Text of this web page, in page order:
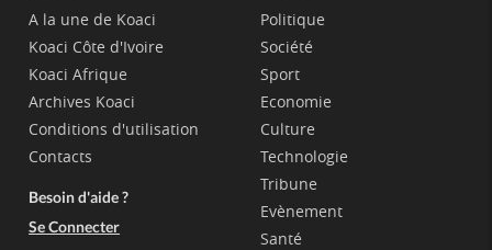
A la une de Koaci
Koaci Côte d'Ivoire
Koaci Afrique
Archives Koaci
Conditions d'utilisation
Contacts
Besoin d'aide ?
Se Connecter
Politique
Société
Sport
Economie
Culture
Technologie
Tribune
Evènement
Santé